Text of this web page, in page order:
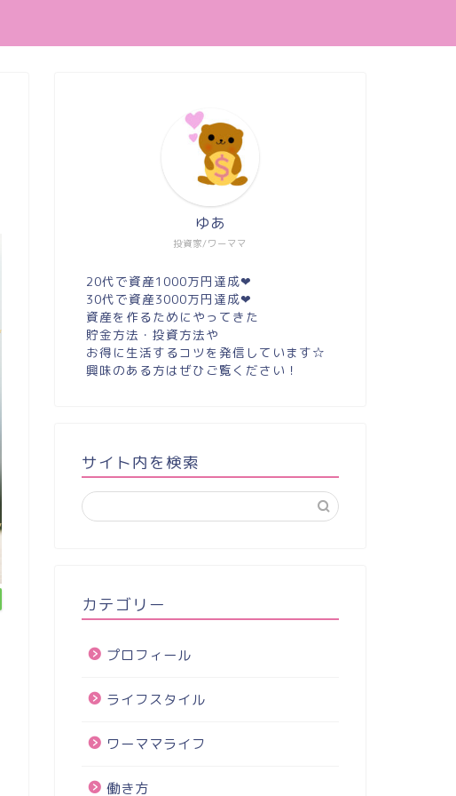
投資家/ワーママ
ゆあ
20代で資産1000万円達成❤︎
30代で資産3000万円達成❤︎
資産を作るためにやってきた
貯金方法・投資方法や
お得に生活するコツを発信しています☆
興味のある方はぜひご覧ください！
サイト内を検索
カテゴリー
プロフィール
ライフスタイル
ワーママライフ
働き方